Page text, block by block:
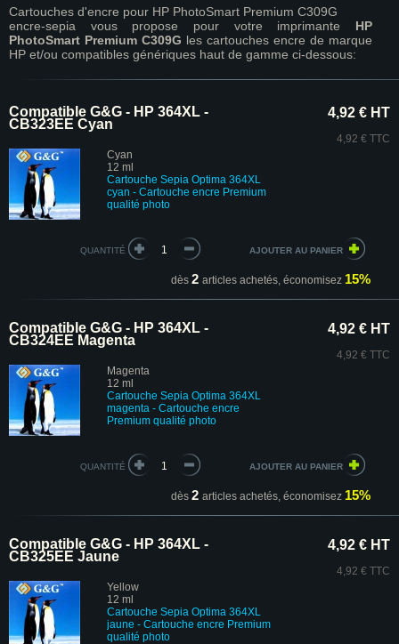
Cartouches d'encre pour HP PhotoSmart Premium C309G
encre-sepia vous propose pour votre imprimante HP
PhotoSmart Premium C309G les cartouches encre de marque
HP et/ou compatibles génériques haut de gamme ci-dessous:
Compatible G&G - HP 364XL -
CB323EE Cyan
Cyan
12 ml
Cartouche Sepia Optima 364XL
cyan - Cartouche encre Premium
qualité photo
4,92 € HT
4,92 € TTC
QUANTITÉ
dès 2 articles achetés, économisez 15%
Compatible G&G - HP 364XL -
CB324EE Magenta
Magenta
12 ml
Cartouche Sepia Optima 364XL
magenta - Cartouche encre
Premium qualité photo
4,92 € HT
4,92 € TTC
QUANTITÉ
dès 2 articles achetés, économisez 15%
Compatible G&G - HP 364XL -
CB325EE Jaune
Yellow
12 ml
Cartouche Sepia Optima 364XL
jaune - Cartouche encre Premium
qualité photo
4,92 € HT
4,92 € TTC